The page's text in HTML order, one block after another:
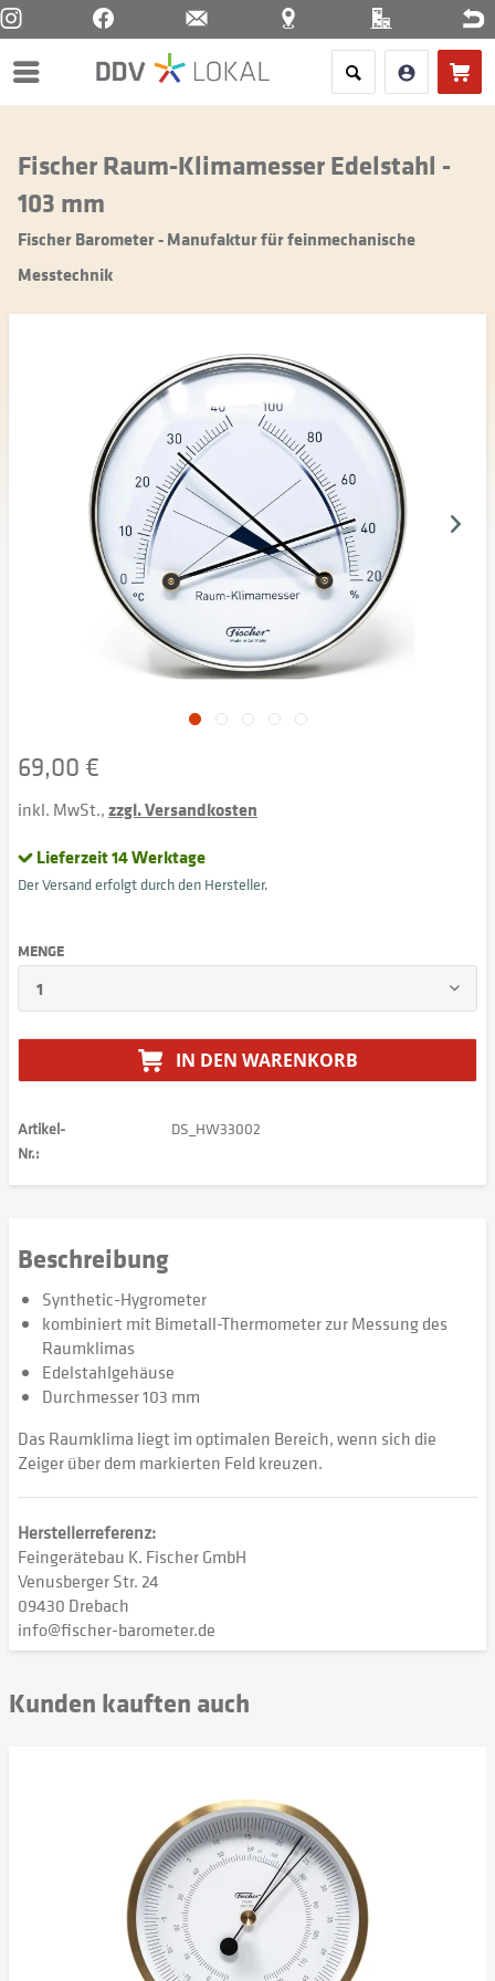
Menü
Fischer Raum-Klimamesser Edelstahl -
103 mm
Fischer Barometer - Manufaktur für feinmechanische
Messtechnik
69,00 €
inkl. MwSt.,zzgl. Versandkosten
Lieferzeit 14 Werktage
Der Versand erfolgt durch den Hersteller.
MENGE
IN DEN WARENKORB
Artikel-
Nr.:
DS_HW33002
Beschreibung
Synthetic-Hygrometer
kombiniert mit Bimetall-Thermometer zur Messung des
Raumklimas
Edelstahlgehäuse
Durchmesser 103 mm
Das Raumklima liegt im optimalen Bereich, wenn sich die
Zeiger über dem markierten Feld kreuzen.
Herstellerreferenz:
Feingerätebau K. Fischer GmbH
Venusberger Str. 24
09430 Drebach
info@fischer-barometer.de
Kunden kauften auch